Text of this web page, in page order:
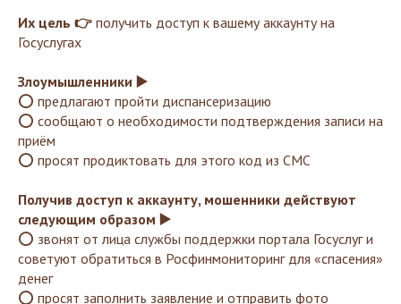
Их цель 👉 получить доступ к вашему аккаунту на
Госуслугах
Злоумышленники ▶️
⭕ предлагают пройти диспансеризацию
⭕ сообщают о необходимости подтверждения записи на
приём
⭕ просят продиктовать для этого код из СМС
Получив доступ к аккаунту, мошенники действуют
следующим образом ▶️
⭕ звонят от лица службы поддержки портала Госуслуг и
советуют обратиться в Росфинмониторинг для «спасения»
денег
⭕ просят заполнить заявление и отправить фото